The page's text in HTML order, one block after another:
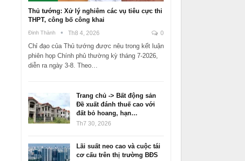
Thủ tướng: Xử lý nghiêm các vụ tiêu cực thi
THPT, công bố công khai
Đinh Thành Th8 4, 2026 0
Chỉ đạo của Thủ tướng được nêu trong kết luận
phiên họp Chính phủ thường kỳ tháng 7-2026,
diễn ra ngày 3-8. Theo…
Trang chủ -> Bất động sản
Đề xuất đánh thuế cao với
đất bỏ hoang, hạn…
Th7 30, 2026
Lãi suất neo cao và cuộc tái
cơ cấu trên thị trường BĐS